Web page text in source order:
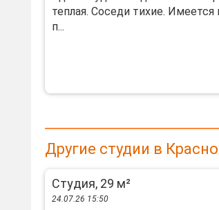
теплая. Соседи тихие.
п...
Другие студии в
Студия, 29 м²
24.07.26 15:50